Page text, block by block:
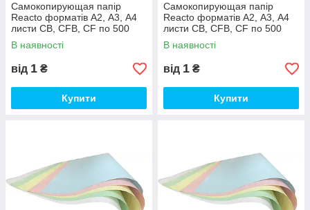
Самокопирующая папір
Reacto форматів А2, А3, А4
листи CB, CFB, CF по 500
аркушів CB, А4 (21х29,70 см),
Рожевий
В наявності
від 1 ₴
Купити
Самокопирующая папір
Reacto форматів А2, А3, А4
листи CB, CFB, CF по 500
аркушів CB, А4 (21х29,70 см),
Блакитний
В наявності
від 1 ₴
Купити